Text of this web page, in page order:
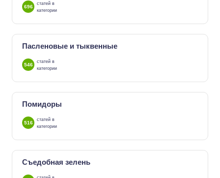
696
статей в
категории
Пасленовые и тыквенные
546
статей в
категории
Помидоры
516
статей в
категории
Съедобная зелень